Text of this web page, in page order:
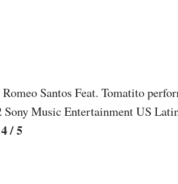
Santos Feat. Tomatito
Sony Music Entertainment US
/ 5